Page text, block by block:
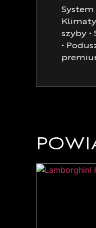
szyby
•